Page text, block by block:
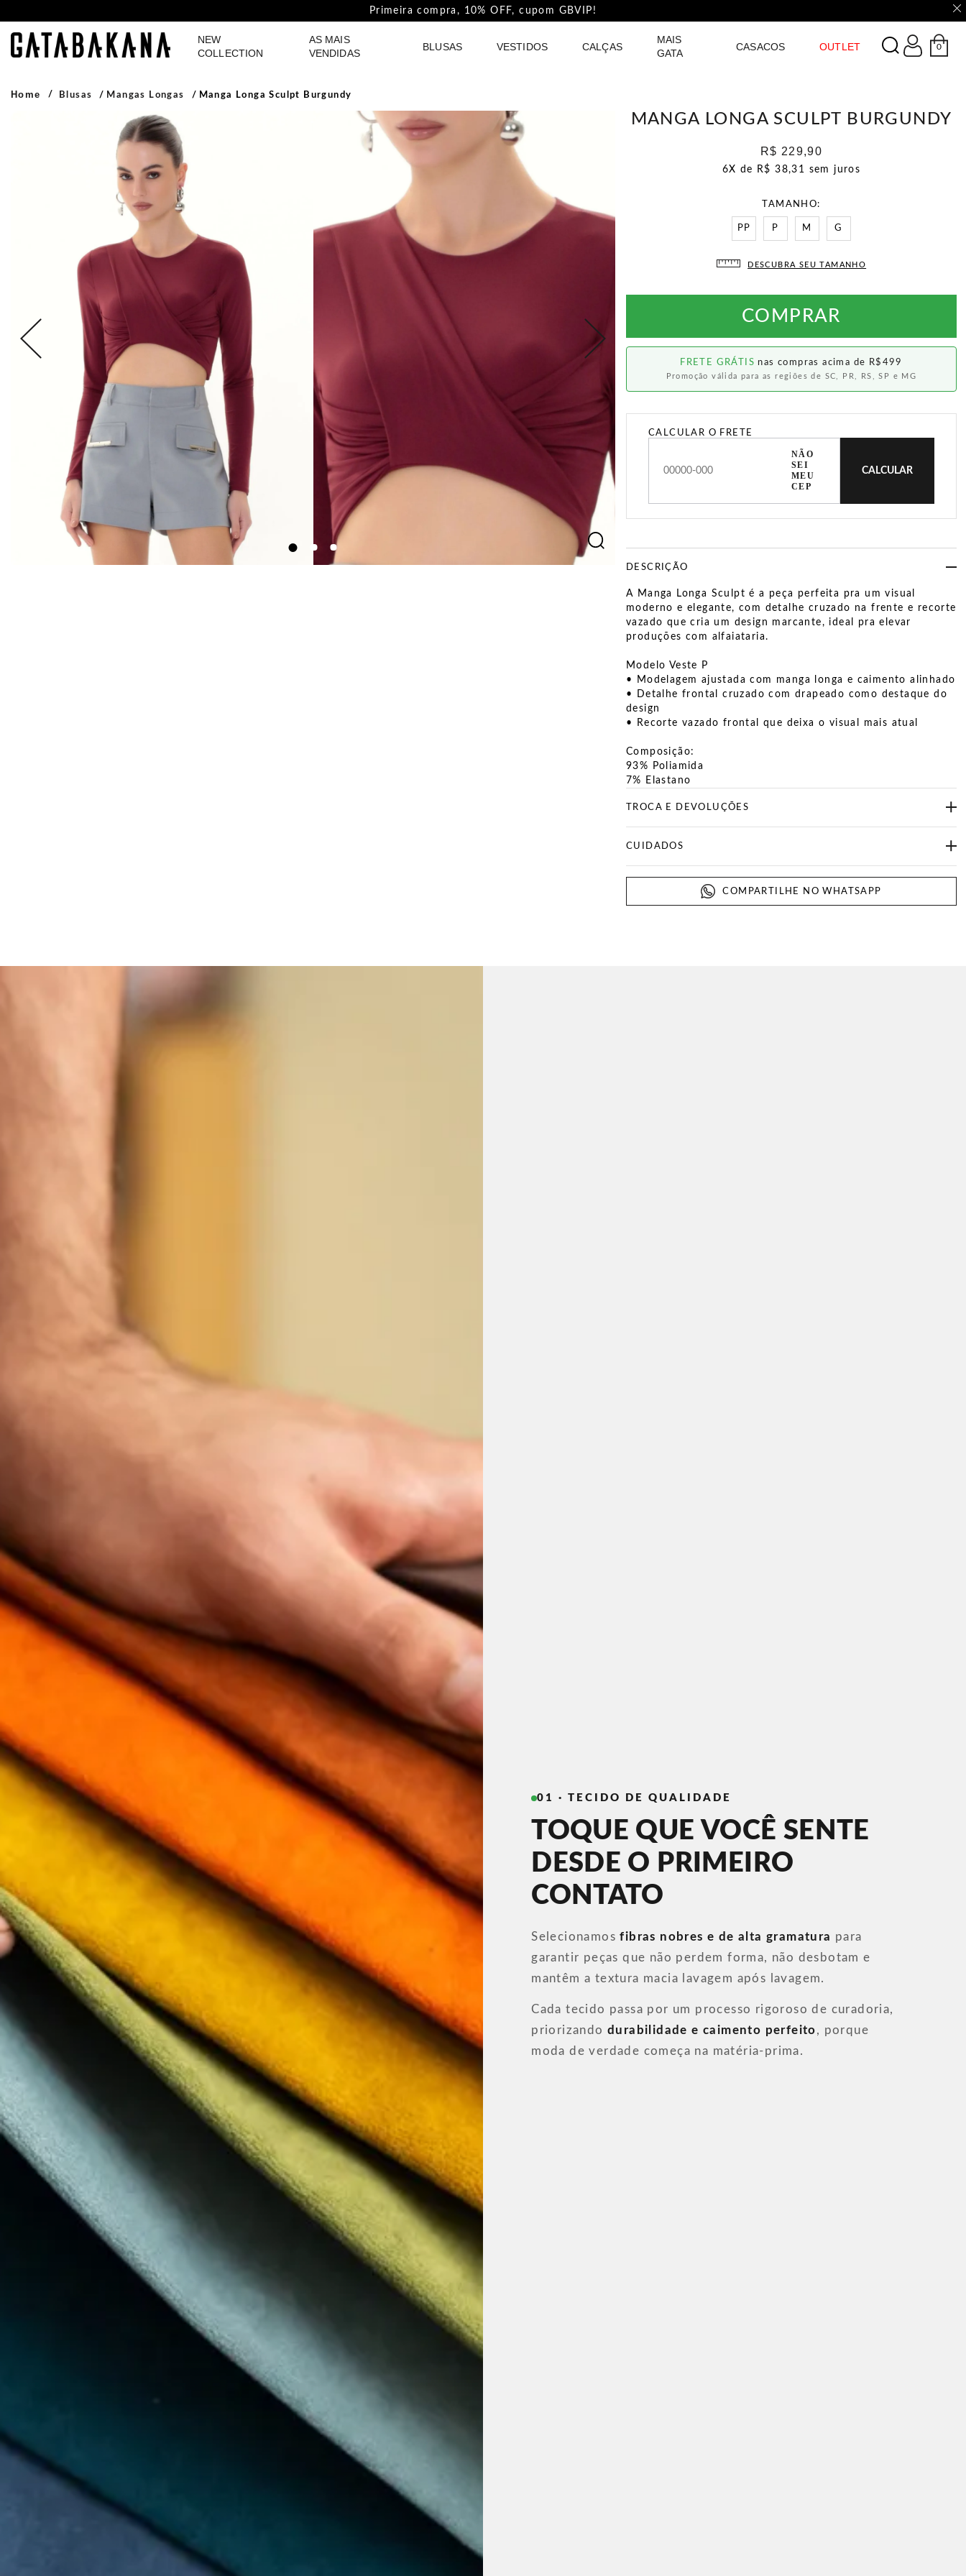
Pague com PIX e ganhe 5%Off na Coleção Outline!
NEW
COLLECTION
AS MAIS
VENDIDAS
BLUSAS VESTIDOS CALÇAS
MAIS
GATA
CASACOS OUTLET
GATABAKANA 0
Home Blusas Mangas Longas Manga Longa Sculpt Burgundy
MANGA LONGA SCULPT BURGUNDY
R$ 229,90
6X de R$ 38,31 sem juros
TAMANHO
PP P M G
DESCUBRA SEU TAMANHO
COMPRAR
FRETE GRÁTIS nas compras acima de R$499
Promoção válida para as regiões de SC, PR, RS, SP e MG
CALCULAR O FRETE
NÃO
SEI
MEU
CEP
CALCULAR
DESCRIÇÃO
A Manga Longa Sculpt é a peça perfeita pra um visual
moderno e elegante, com detalhe cruzado na frente e recorte
vazado que cria um design marcante, ideal pra elevar
produções com alfaiataria.
Modelo Veste P
• Modelagem ajustada com manga longa e caimento alinhado
• Detalhe frontal cruzado com drapeado como destaque do
design
• Recorte vazado frontal que deixa o visual mais atual
Composição:
93% Poliamida
7% Elastano
TROCA E DEVOLUÇÕES
CUIDADOS
COMPARTILHE NO WHATSAPP
01 · TECIDO DE QUALIDADE
TOQUE QUE VOCÊ SENTE
DESDE O PRIMEIRO
CONTATO
Selecionamosfibras nobres e de alta gramatura para
garantir peças que não perdem forma, não desbotam e
mantêm a textura macia lavagem após lavagem.
Cada tecido passa por um processo rigoroso de curadoria,
priorizando durabilidade e caimento perfeito, porque
moda de verdade começa na matéria-prima.